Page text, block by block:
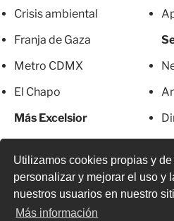
Utilizamos cookies propias y de
personalizar y mejorar el uso y
nuestros usuarios en nuestro
Más información
Crisis ambiental
Franja de Gaza
Metro CDMX
El Chapo
Más Excelsior
© 2026 Todos los derechos
o parcial, incluyendo